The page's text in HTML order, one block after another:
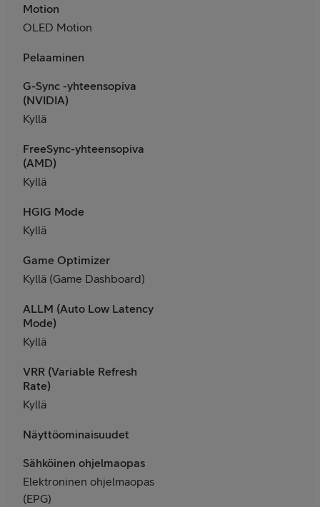
Motion
OLED Motion
Pelaaminen
G-Sync -yhteensopiva
(NVIDIA)
Kyllä
FreeSync-yhteensopiva
(AMD)
Kyllä
HGIG Mode
Kyllä
Game Optimizer
Kyllä (Game Dashboard)
ALLM (Auto Low Latency
Mode)
Kyllä
VRR (Variable Refresh
Rate)
Kyllä
Näyttöominaisuudet
Sähköinen ohjelmaopas
Elektroninen ohjelmaopas
(EPG)